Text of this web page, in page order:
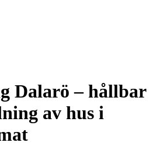
Dalarö – hållbar
av hus i